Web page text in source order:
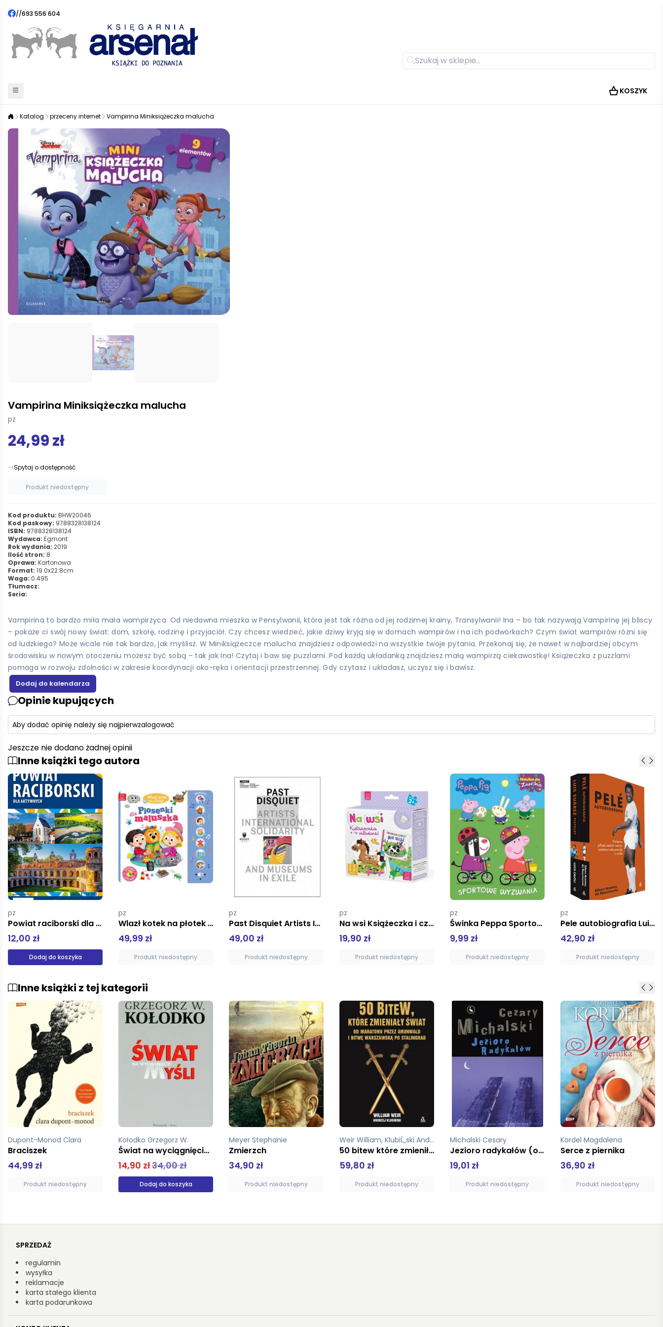
//693 556 604
KOSZYK
Katalog przeceny internet Vampirina Miniksiążeczka malucha
Vampirina Miniksiążeczka malucha
pz
24,99 zł
Spytaj o dostępność
Produkt niedostępny
Kod produktu: BHW20046
Kod paskowy: 9788328138124
ISBN: 9788328138124
Wydawca: Egmont
Rok wydania: 2019
Ilość stron: 8
Oprawa: Kartonowa
Format: 19.0x22.8cm
Waga: 0.495
Tłumacz:
Seria:
Vampirina to bardzo miła mała wampirzyca. Od niedawna mieszka w Pensylwanii, która jest tak różna od jej rodzimej krainy, Transylwanii! Ina – bo tak nazywają Vampirinę jej bliscy
– pokaże ci swój nowy świat: dom, szkołę, rodzinę i przyjaciół. Czy chcesz wiedzieć, jakie dziwy kryją się w domach wampirów i na ich podwórkach? Czym świat wampirów różni się
od ludzkiego? Może wcale nie tak bardzo, jak myślisz. W Miniksiążeczce malucha znajdziesz odpowiedzi na wszystkie twoje pytania. Przekonaj się, że nawet w najbardziej obcym
środowisku w nowym otoczeniu możesz być sobą – tak jak Ina! Czytaj i baw się puzzlami. Pod każdą układanką znajdziesz małą wampirzą ciekawostkę! Książeczka z puzzlami
pomaga w rozwoju zdolności w zakresie koordynacji oko-ręka i orientacji przestrzennej. Gdy czytasz i układasz, uczysz się i bawisz.
Opinie kupujących
Aby dodać opinię należy się najpierwzalogować
Jeszcze nie dodano żadnej opinii
Inne książki tego autora
pz
Wlazł kotek na płotek Piosenki dla maluszka
49,99 zł
Produkt niedostępny
pz
Past Disquiet Artists International Solidarity and Museum in Exile mk
49,00 zł
Produkt niedostępny
pz
Na wsi Książeczka i cztery układanki Puzzle dla malucha
19,90 zł
Produkt niedostępny
pz
Świnka Peppa Sportowe wyzwania
9,99 zł
Produkt niedostępny
pz
Pele autobiografia Luis Suarez pistolet biografia pakiet
42,90 zł
Produkt niedostępny
pz
Beskid Makowski Średni mapa turystyczna 1:50 000
10,90 zł
Produkt niedostępny
Inne książki z tej kategorii
Kołodko Grzegorz W.
14,90 zł 34,00 zł
Dodaj do koszyka
Meyer Stephanie
Zmierzch
34,90 zł
Produkt niedostępny
59,80 zł
Produkt niedostępny
Michalski Cesary
Jezioro radykałów (oprawa twarda)
19,01 zł
Produkt niedostępny
Kordel Magdalena
Serce z piernika
36,90 zł
Produkt niedostępny
Passent Daniel
Dzieła rozebrane
39,90 zł
Produkt niedostępny
SPRZEDAŻ
regulamin
wysyłka
reklamacje
karta stałego klienta
karta podarunkowa